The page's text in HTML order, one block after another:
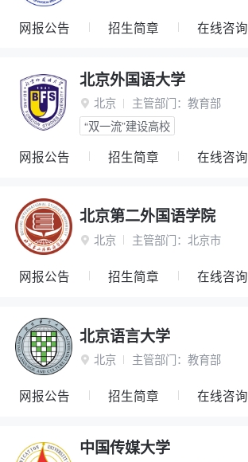
网报公告 招生简章 在线咨询
北京外国语大学
 北京 主管部门： 教育部
“双一流”建设高校
网报公告 招生简章 在线咨询
北京第二外国语学院
 北京 主管部门： 北京市
网报公告 招生简章 在线咨询
北京语言大学
 北京 主管部门： 教育部
网报公告 招生简章 在线咨询
中国传媒大学